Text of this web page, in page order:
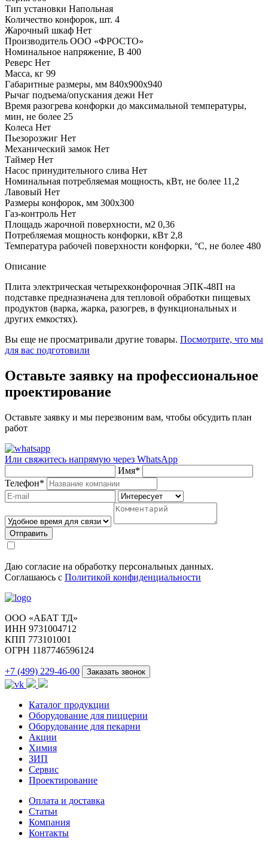
Тип установки Напольная
Количество конфорок, шт. 4
Жарочный шкаф Нет
Производитель ООО «ФРОСТО»
Номинальное напряжение, В 400
Реверс Нет
Масса, кг 99
Габаритные размеры, мм 840х900х940
Рычаг подъема/опускания дежи Нет
Время разогрева конфорки до максимальной температуры,
мин, не более 25
Колеса Нет
Пьезорозжиг Нет
Механический замок Нет
Таймер Нет
Насос принудительного слива Нет
Номинальная потребляемая мощность, кВт, не более 11,2
Лавовый Нет
Размеры конфорок, мм 300х300
Газ-контроль Нет
Площадь жарочной поверхности, м2 0,36
Потребляемая мощность конфорки, кВт 2,8
Температура рабочей поверхности конфорки, °C, не более 480
Описание
Плита электрическая четырехконфорочная ЭПК-48П на
подставке предназначена для тепловой обработки пищевых
продуктов (варка, жарка, разогрев, в функциональных и
других емкостях).
Вы еще не просматривали другие товары. Посмотрите, что мы
для вас подготовили
Оставьте заявку на профессиональное
проектирование
Оставьте заявку и мы перезвоним вам, чтобы обсудить план
работ
Или свяжитесь напрямую через WhatsApp
Имя*
Телефон*
Отправить
Даю согласие на обработку персональных данных.
Соглашаюсь с Политикой конфиденциальности
ООО «АБАТ ТД»
ИНН 9731004712
КПП 773101001
ОГРН 1187746596124
+7 (499) 229-46-00 Заказать звонок
Каталог продукции
Оборудование для пиццерии
Оборудование для пекарни
Акции
Химия
ЗИП
Сервис
Проектирование
Оплата и доставка
Cтатьи
Компания
Контакты